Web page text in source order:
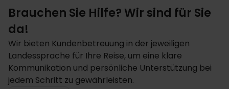
Brauchen Sie Hilfe? Wir sind für Sie
da!
Wir bieten Kundenbetreuung in der jeweiligen
Landessprache für Ihre Reise, um eine klare
Kommunikation und persönliche Unterstützung bei
jedem Schritt zu gewährleisten.